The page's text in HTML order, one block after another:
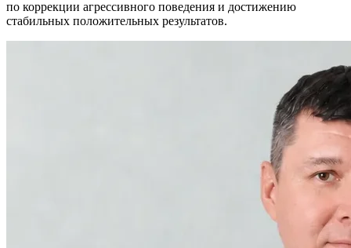
по коррекции агрессивного поведения и достижению
стабильных положительных результатов.